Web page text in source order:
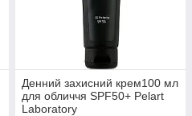
Денний захисний крем100 мл
для обличчя SPF50+ Pelart
Laboratory